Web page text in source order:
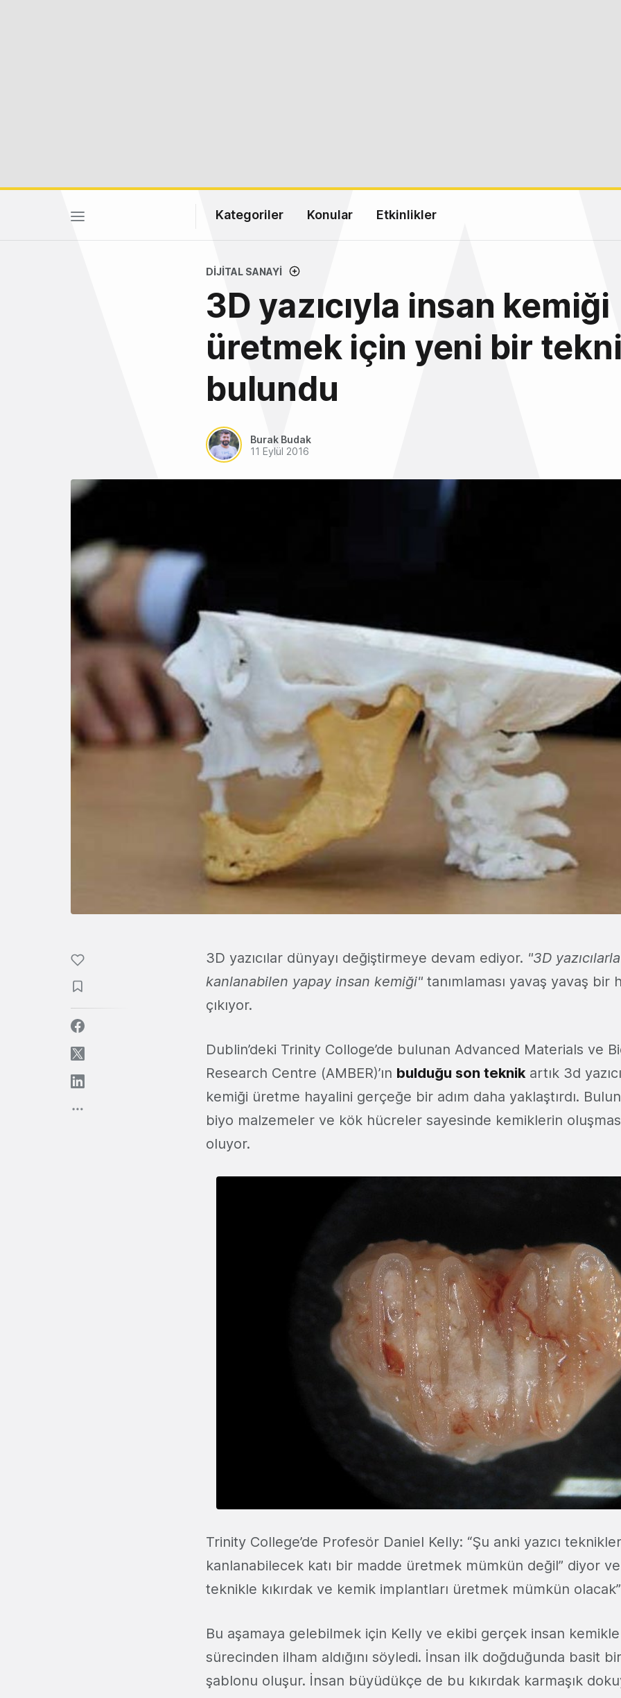
Kategoriler Konular Etkinlikler
DIJITAL SANAYI
3D yazıcıyla insan kemiği
üretmek için yeni bir
bulundu
Burak Budak
11 Eylül 2016
3D yazıcılar dünyayı değiştirmeye devam ediyor. "3D
kanlanabilen yapay insan kemiği" tanımlaması yavaş yavaş bir
çıkıyor.
Dublin’deki Trinity Colloge’de bulunan Advanced Materials ve
Research Centre (AMBER)’ın bulduğu son teknikartık 3d
kemiği üretme hayalini gerçeğe bir adım daha yaklaştırdı.
biyo malzemeler ve kök hücreler sayesinde kemiklerin
oluyor.
Trinity College’de Profesör Daniel Kelly: “Şu anki yazıcı
kanlanabilecek katı bir madde üretmek mümkün değil” diyor
teknikle kıkırdak ve kemik implantları üretmek mümkün
Bu aşamaya gelebilmek için Kelly ve ekibi gerçek insan
sürecinden ilham aldığını söyledi. İnsan ilk doğduğunda basit bir
şablonu oluşur. İnsan büyüdükçe de bu kıkırdak karmaşık